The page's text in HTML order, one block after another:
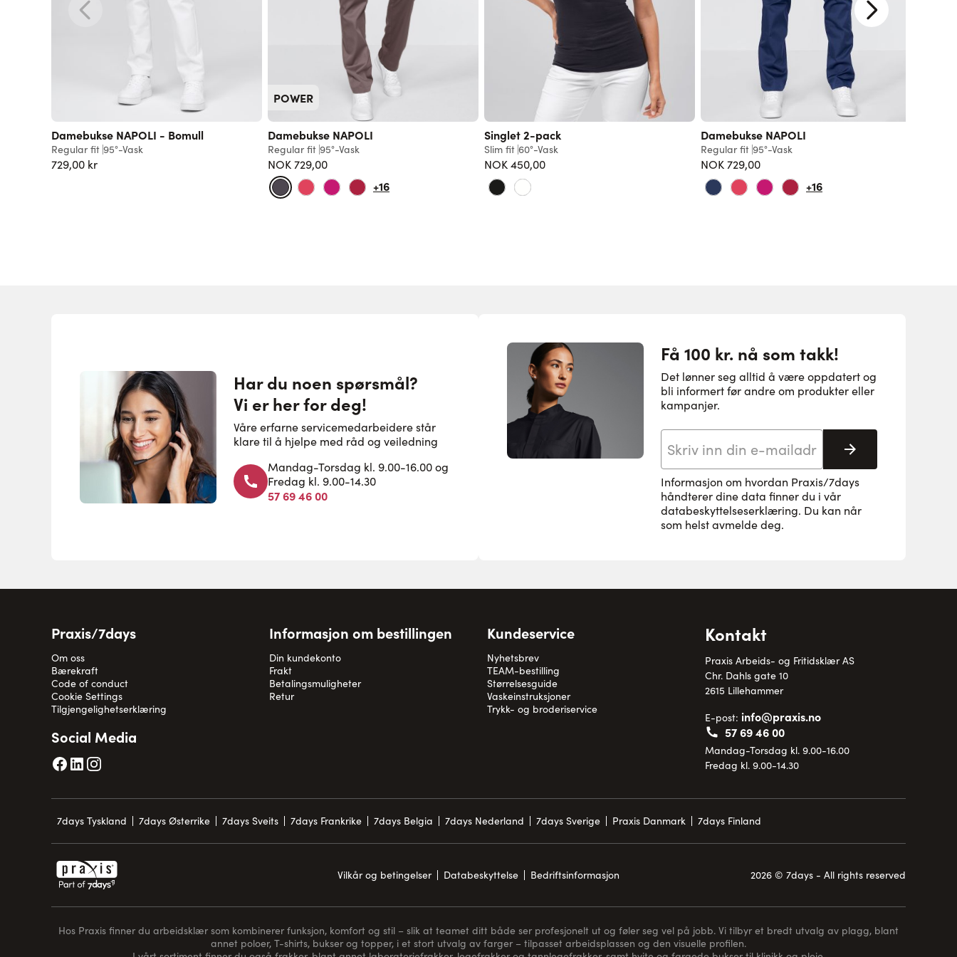
Damebukse NAPOLI - Bomull
Regular fit 95°-Vask
729,00 kr
POWER
Damebukse NAPOLI
Regular fit 95°-Vask
NOK 729,00
+16
Singlet 2-pack
Slim fit 60°-Vask
NOK 450,00
Damebukse NAPOLI
Regular fit 95°-Vask
NOK 729,00
+16
Har du noen spørsmål?
Vi er her for deg!
Våre erfarne servicemedarbeidere står
klare til å hjelpe med råd og veiledning
Mandag-Torsdag kl. 9.00-16.00 og
Fredag kl. 9.00-14.30
57 69 46 00
Få 100 kr. nå som takk!
Det lønner seg alltid å være oppdatert og
bli informert før andre om produkter eller
kampanjer.
Abonnere
Informasjon om hvordan Praxis/7days
håndterer dine data finner du i vår
databeskyttelseserklæring. Du kan når
som helst avmelde deg.
Praxis/7days
Om oss
Bærekraft
Code of conduct
Cookie Settings
Tilgjengelighetserklæring
Informasjon om bestillingen
Din kundekonto
Frakt
Betalingsmuligheter
Retur
Kundeservice
Nyhetsbrev
TEAM-bestilling
Størrelsesguide
Vaskeinstruksjoner
Trykk- og broderiservice
Kontakt
Praxis Arbeids- og Fritidsklær AS
Chr. Dahls gate 10
2615 Lillehammer
E-post: info@praxis.no
57 69 46 00
Mandag-Torsdag kl. 9.00-16.00
Fredag kl. 9.00-14.30
Social Media
7days Tyskland 7days Østerrike 7days Sveits 7days Frankrike 7days Belgia 7days Nederland 7days Sverige Praxis Danmark 7days Finland
Vilkår og betingelser Databeskyttelse Bedriftsinformasjon 2026 © 7days - All rights reserved
Hos Praxis finner du arbeidsklær som kombinerer funksjon, komfort og stil – slik at teamet ditt både ser profesjonelt ut og føler seg vel på jobb. Vi tilbyr et bredt utvalg av plagg, blant
annet poloer, T-shirts, bukser og topper, i et stort utvalg av farger – tilpasset arbeidsplassen og den visuelle profilen.